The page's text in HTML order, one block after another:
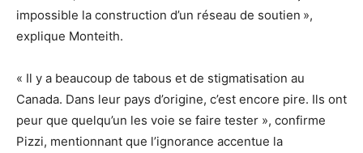
impossible la construction d’un réseau de soutien »,
explique Monteith.
« Il y a beaucoup de tabous et de stigmatisation au
Canada. Dans leur pays d’origine, c’est encore pire. Ils ont
peur que quelqu’un les voie se faire tester », confirme
Pizzi, mentionnant que l’ignorance accentue la